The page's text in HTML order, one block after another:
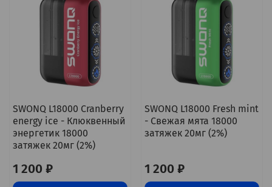
SWONQ L18000 Cranberry
energy ice - Клюквенный
энергетик 18000
затяжек 20мг (2%)
1 200 ₽
SWONQ L18000 Fresh mint
- Свежая мята 18000
затяжек 20мг (2%)
1 200 ₽